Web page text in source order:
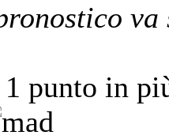
va
punto in